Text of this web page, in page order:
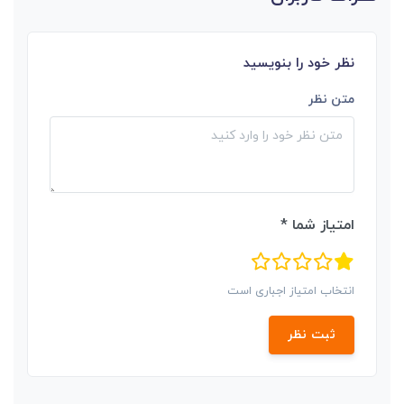
نظر خود را بنویسید
متن نظر
امتیاز شما *
انتخاب امتیاز اجباری است
ثبت نظر